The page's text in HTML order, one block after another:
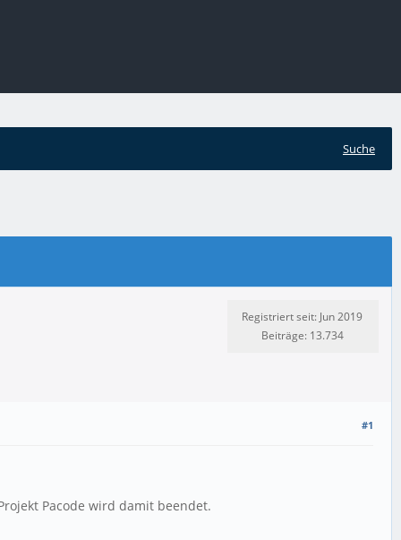
Suche
Registriert seit: Jun 2019
Beiträge: 13.734
#1
Pacode wird damit beendet.